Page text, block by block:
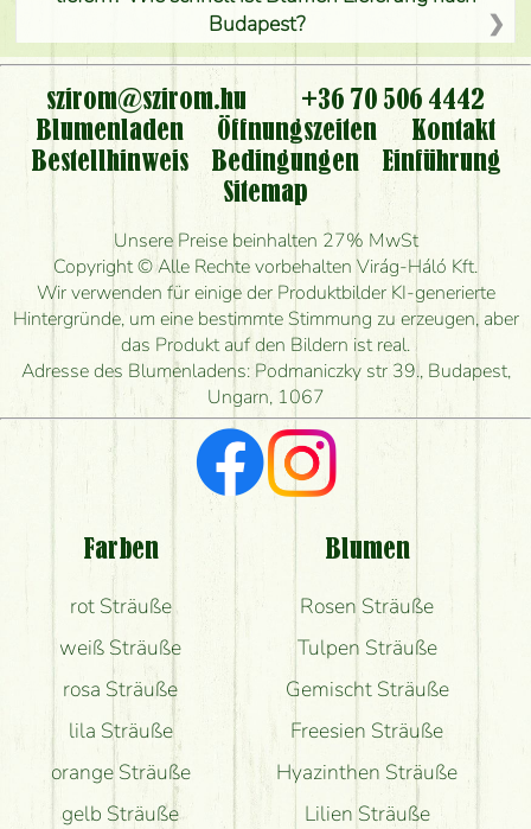
Budapest?
Ist der Blumenladen non stop geöffnet?
Kann ich den bestellten Blumenstrauß persönlich
nehmen oder nur per Blumenversand?
Ist eine Bestellung für ländliche Gebiete möglich?
Wie lange kann ich heute Blumen mit Lieferung
bestellen?
Wie schnell können Sie den Blumenstrauß
herstellen und wann können Sie ihn frühestens
liefern?
Ich suche rote Rosen, hast du welche?
Welche Rückmeldungen bekomme ich zum
Blumenversand?
Bekomme ich wirklich, was auf dem Bild zu sehen
szirom@szirom.hu
+36 70 506 4442
Blumenladen
Öffnungszeiten
Kontakt
Bestellhinweis
Bedingungen
Einführung
Sitemap
Unsere Preise beinhalten 27% MwSt
Copyright © Alle Rechte vorbehalten Virág-Háló Kft.
Wir verwenden für einige der Produktbilder KI-generierte
Hintergründe, um eine bestimmte Stimmung zu erzeugen, aber
das Produkt auf den Bildern ist real.
Adresse des Blumenladens: Podmaniczky str 39., Budapest,
Ungarn, 1067
Farben
rot Sträuße
weiß Sträuße
rosa Sträuße
lila Sträuße
orange Sträuße
gelb Sträuße
Blumen
Rosen Sträuße
Tulpen Sträuße
Gemischt Sträuße
Freesien Sträuße
Hyazinthen Sträuße
Lilien Sträuße